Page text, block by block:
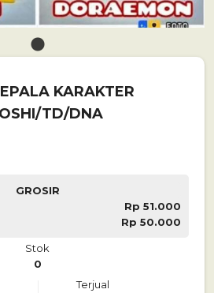
1
KARAKTER
TD/DNA
GROSIR
Rp 51.000
Rp 50.000
Stok
0
Terjual